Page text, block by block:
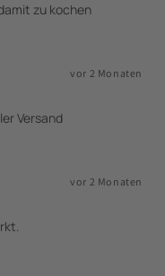
zu kochen
vor 2 Monaten
Versand
vor 2 Monaten